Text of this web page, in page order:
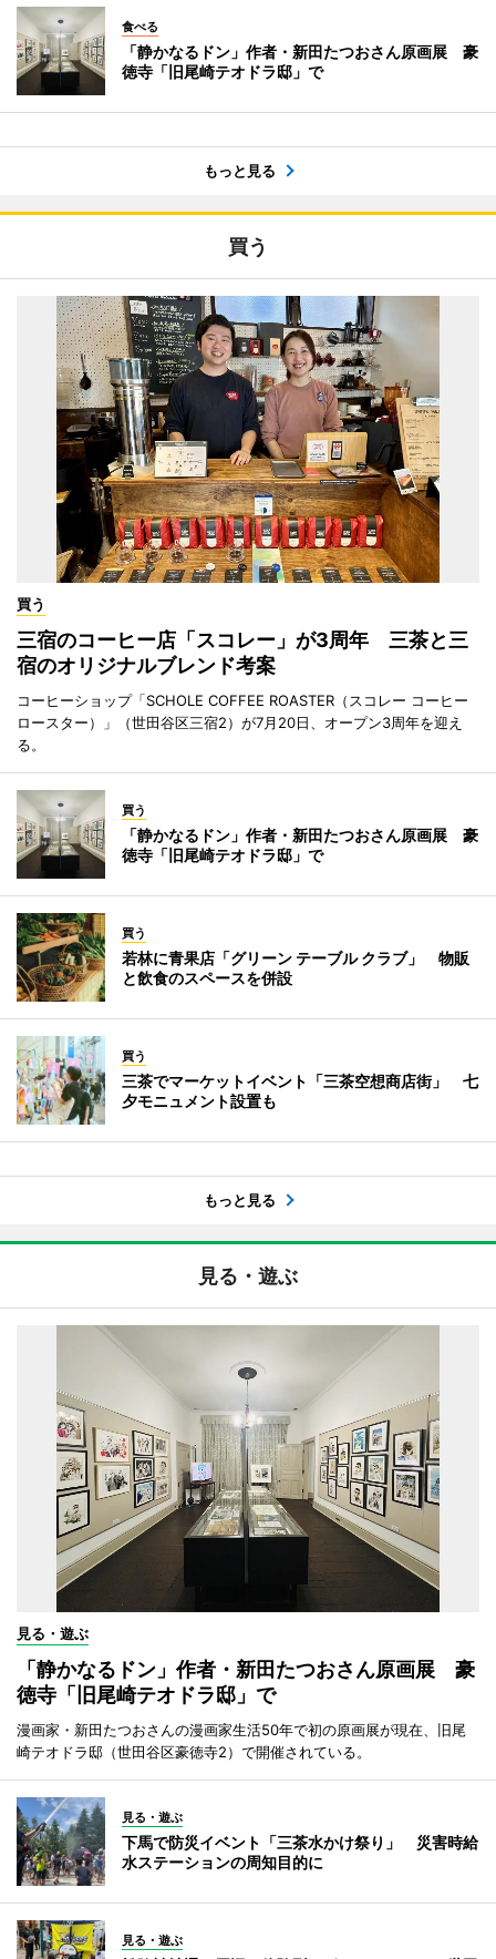
食べる
「静かなるドン」作者・新田たつおさん原画展 豪
徳寺「旧尾崎テオドラ邸」で
もっと見る
買う
買う
三宿のコーヒー店「スコレー」が3周年 三茶と三
宿のオリジナルブレンド考案
コーヒーショップ「SCHOLE COFFEE ROASTER（スコレー コーヒー
ロースター）」（世田谷区三宿2）が7月20日、オープン3周年を迎え
る。
買う
「静かなるドン」作者・新田たつおさん原画展 豪
徳寺「旧尾崎テオドラ邸」で
買う
若林に青果店「グリーン テーブル クラブ」 物販
と飲食のスペースを併設
買う
三茶でマーケットイベント「三茶空想商店街」 七
夕モニュメント設置も
もっと見る
見る・遊ぶ
見る・遊ぶ
「静かなるドン」作者・新田たつおさん原画展 豪
徳寺「旧尾崎テオドラ邸」で
漫画家・新田たつおさんの漫画家生活50年で初の原画展が現在、旧尾
崎テオドラ邸（世田谷区豪徳寺2）で開催されている。
見る・遊ぶ
下馬で防災イベント「三茶水かけ祭り」 災害時給
水ステーションの周知目的に
見る・遊ぶ